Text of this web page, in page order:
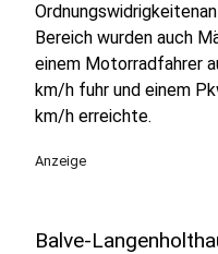
Bereich wurden auch
einem Motorradfahrer
km/h fuhr und einem
km/h erreichte.
Anzeige
Balve-